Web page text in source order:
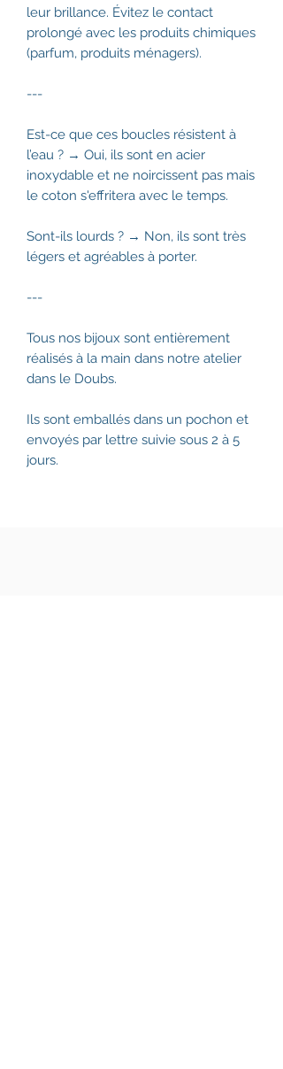
leur brillance. Évitez le contact
prolongé avec les produits chimiques
(parfum, produits ménagers).
---
Est-ce que ces boucles résistent à
l’eau ? → Oui, ils sont en acier
inoxydable et ne noircissent pas mais
le coton s'effritera avec le temps.
Sont-ils lourds ? → Non, ils sont très
légers et agréables à porter.
---
Tous nos bijoux sont entièrement
réalisés à la main dans notre atelier
dans le Doubs.
Ils sont emballés dans un pochon et
envoyés par lettre suivie sous 2 à 5
jours.